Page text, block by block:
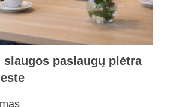
paslaugų plėtra